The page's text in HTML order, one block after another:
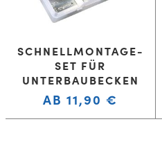
SCHNELLMONTAGE-
SET FÜR
UNTERBAUBECKEN
AB 11,90 €